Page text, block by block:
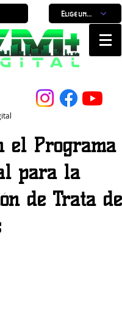
Elige un horario
el Programa
para la
de Trata de